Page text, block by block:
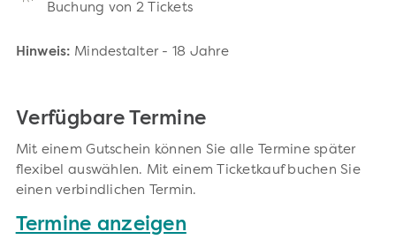
Buchung von 2 Tickets
Hinweis: Mindestalter - 18 Jahre
Verfügbare Termine
Mit einem Gutschein können Sie alle Termine später
flexibel auswählen. Mit einem Ticketkauf buchen Sie
einen verbindlichen Termin.
Termine anzeigen